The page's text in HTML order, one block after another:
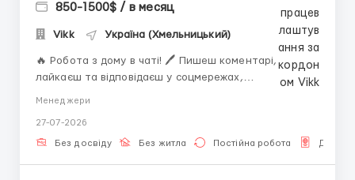
850-1500$ / в месяц
Vikk Україна (Хмельницький)
🔥 Робота з дому в чаті! 🖊 Пишеш коментарі,
лайкаєш та відповідаєш у соцмережах,
переписуючись? Ми шукаємо тебе! Що робити: 💬
Відповідати на повідомлення 😎 Підтримувати
Менеджери
27-07-2026
Без досвіду Без житла Постійна робота Для